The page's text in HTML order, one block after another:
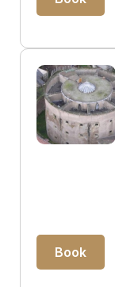
Book